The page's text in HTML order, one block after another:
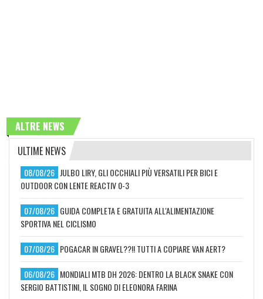
ALTRE NEWS
ULTIME NEWS
08/08/26 JULBO LIRY, GLI OCCHIALI PIÙ VERSATILI PER BICI E
OUTDOOR CON LENTE REACTIV 0-3
07/08/26 GUIDA COMPLETA E GRATUITA ALL'ALIMENTAZIONE
SPORTIVA NEL CICLISMO
07/08/26 POGACAR IN GRAVEL??!! TUTTI A COPIARE VAN AERT?
06/08/26 MONDIALI MTB DH 2026: DENTRO LA BLACK SNAKE CON
SERGIO BATTISTINI, IL SOGNO DI ELEONORA FARINA